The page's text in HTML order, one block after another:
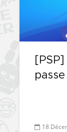
18